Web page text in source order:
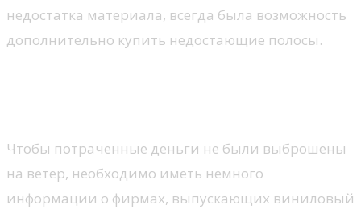
недостатка материала, всегда была возможность
дополнительно купить недостающие полосы.
Чтобы потраченные деньги не были выброшены
на ветер, необходимо иметь немного
информации о фирмах, выпускающих виниловый